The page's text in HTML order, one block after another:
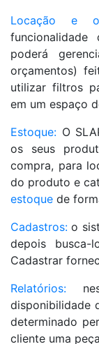
Locação e
funcionalidade
poderá
orçamentos)
utilizar filtros
em um espaço
Estoque: O
os seus
compra, para
do produto e
estoque de
Cadastros:o
depois
Cadastrar
Relatórios:
disponibilidade
determinado
cliente uma